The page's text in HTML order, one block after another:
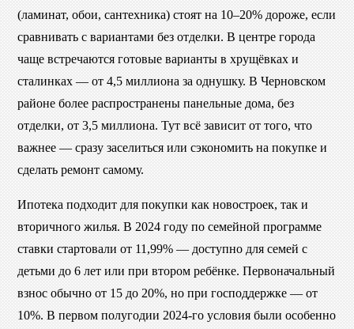
(ламинат, обои, сантехника) стоят на 10–20% дороже, если
сравнивать с вариантами без отделки. В центре города
чаще встречаются готовые варианты в хрущёвках и
сталинках — от 4,5 миллиона за однушку. В Черновском
районе более распространены панельные дома, без
отделки, от 3,5 миллиона. Тут всё зависит от того, что
важнее — сразу заселиться или сэкономить на покупке и
сделать ремонт самому.
Ипотека подходит для покупки как новостроек, так и
вторичного жилья. В 2024 году по семейной программе
ставки стартовали от 11,99% — доступно для семей с
детьми до 6 лет или при втором ребёнке. Первоначальный
взнос обычно от 15 до 20%, но при господдержке — от
10%. В первом полугодии 2024-го условия были особенно